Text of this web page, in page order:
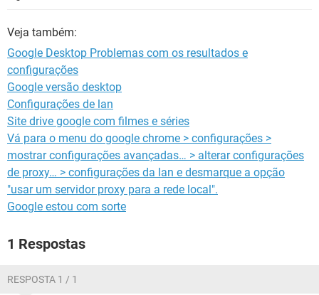
Veja também:
Google Desktop Problemas com os resultados e
configurações
Google versão desktop
Configurações de lan
Site drive google com filmes e séries
Vá para o menu do google chrome > configurações >
mostrar configurações avançadas… > alterar configurações
de proxy… > configurações da lan e desmarque a opção
"usar um servidor proxy para a rede local".
Google estou com sorte
1 Respostas
RESPOSTA 1 / 1